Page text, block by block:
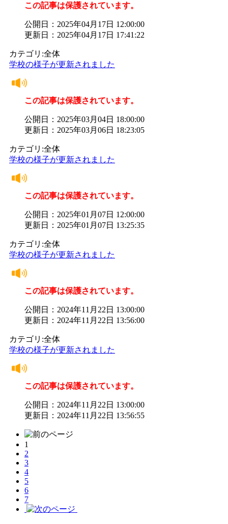
この記事は保護されています。
公開日：2025年04月17日 12:00:00
更新日：2025年04月17日 17:41:22
カテゴリ:全体
学校の様子が更新されました
この記事は保護されています。
公開日：2025年03月04日 18:00:00
更新日：2025年03月06日 18:23:05
カテゴリ:全体
学校の様子が更新されました
この記事は保護されています。
公開日：2025年01月07日 12:00:00
更新日：2025年01月07日 13:25:35
カテゴリ:全体
学校の様子が更新されました
この記事は保護されています。
公開日：2024年11月22日 13:00:00
更新日：2024年11月22日 13:56:00
カテゴリ:全体
学校の様子が更新されました
この記事は保護されています。
公開日：2024年11月22日 13:00:00
更新日：2024年11月22日 13:56:55
1
2
3
4
5
6
7